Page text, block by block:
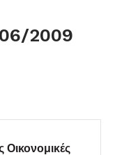
2009
Οικονομικές